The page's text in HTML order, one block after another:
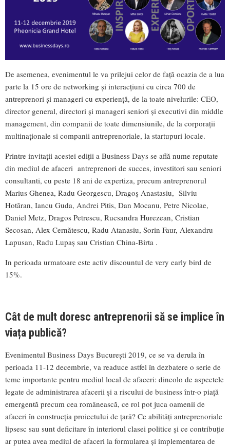
De asemenea, evenimentul le va prilejui celor de față ocazia de a lua
parte la 15 ore de networking și interacțiuni cu circa 700 de
antreprenori și manageri cu experiență, de la toate nivelurile: CEO,
director general, directori și manageri seniori și executivi din middle
management, din companii de toate dimensiunile, de la corporații
multinaționale si companii antreprenoriale, la startupuri locale.
Printre invitații acestei ediții a Business Days se află nume reputate
din mediul de afaceri antreprenori de succes, investitori sau seniori
consultanti, cu peste 18 ani de expertiza, precum antreprenorul
Marius Ghenea, Radu Georgescu, Dragoș Anastasiu, Silviu
Hotăran, Iancu Guda, Andrei Pitis, Dan Mocanu, Petre Nicolae,
Daniel Metz, Dragos Petrescu, Rucsandra Hurezean, Cristian
Secosan, Alex Cernătescu, Radu Atanasiu, Sorin Faur, Alexandru
Lapusan, Radu Lupaș sau Cristian China-Birta .
In perioada urmatoare este activ discountul de very early bird de
15%.
Cât de mult doresc antreprenorii să se implice în
viața publică?
Evenimentul Business Days București 2019, ce se va derula în
perioada 11-12 decembrie, va readuce astfel în dezbatere o serie de
teme importante pentru mediul local de afaceri: dincolo de aspectele
legate de administrarea afacerii și a riscului de business într-o piață
emergentă precum cea românească, ce rol pot juca oamenii de
afaceri în construcția proiectului de țară? Ce abilități antreprenoriale
lipsesc sau sunt deficitare în interiorul clasei politice și ce contribuție
ar putea avea mediul de afaceri la formularea și implementarea de